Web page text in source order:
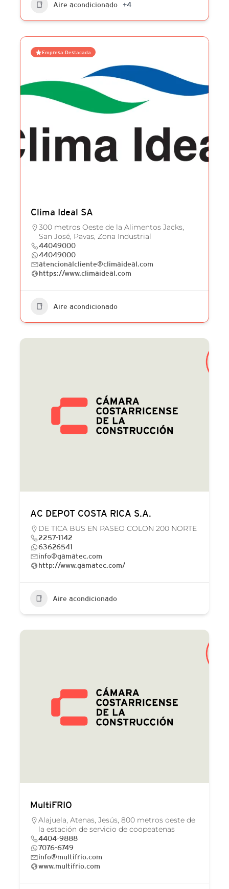
Aire acondicionado +4
Empresa Destacada
Clima Ideal SA
300 metros Oeste de la Alimentos Jacks,
San José, Pavas, Zona Industrial
44049000
44049000
atencionalcliente@climaideal.com
https://www.climaideal.com
Aire acondicionado
AC DEPOT COSTA RICA S.A.
DE TICA BUS EN PASEO COLON 200 NORTE
2257-1142
63626541
info@gamatec.com
http://www.gamatec.com/
Aire acondicionado
MultiFRIO
Alajuela, Atenas, Jesús, 800 metros oeste de
la estación de servicio de coopeatenas
4404-9888
7076-6749
info@multifrio.com
www.multifrio.com